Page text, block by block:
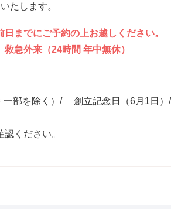
たします。
までにご予約の上お越しください。
急外来（24時間 年中無休）
一部を除く）/ 創立記念日（6月1日）
認ください。